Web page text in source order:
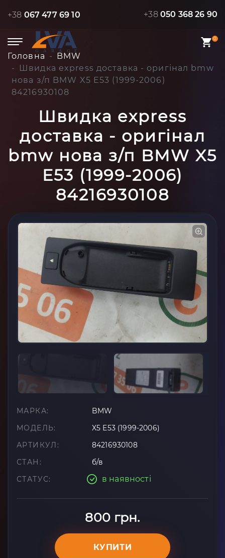
+38 067 477 69 10 +38 050 368 26 90
0
Головна
BMW
Швидка express доставка - оригінал bmw
нова з/п BMW X5 E53 (1999-2006)
84216930108
Швидка express
доставка - оригінал
bmw нова з/п BMW X5
E53 (1999-2006)
84216930108
МАРКА:
BMW
МОДЕЛЬ:
X5 E53 (1999-2006)
АРТИКУЛ:
84216930108
СТАН:
б/в
СТАТУС:
в наявності
800 грн.
КУПИТИ